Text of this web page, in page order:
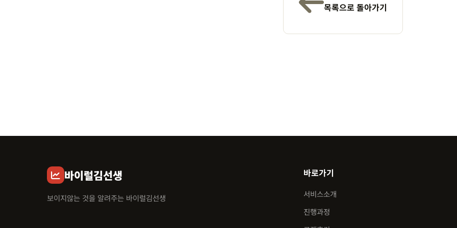
목록으로 돌아가기
바이럴김선생
보이지않는 것을 알려주는 바이럴김선생
바로가기
서비스소개
진행과정